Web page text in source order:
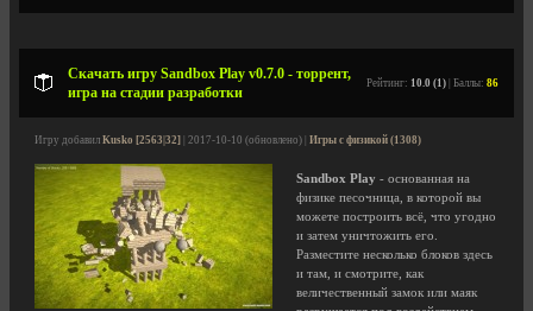
Скачать игру Sandbox Play v0.7.0 - торрент,
игра на стадии разработки
Рейтинг: 10.0 (1) | Баллы: 86
Игру добавил Kusko [2563|32] | 2017-10-10 (обновлено) | Игры с физикой (1308)
Sandbox Play - основанная на
физике песочница, в которой вы
можете построить всё, что угодно
и затем уничтожить его.
Разместите несколько блоков здесь
и там, и смотрите, как
величественный замок или маяк